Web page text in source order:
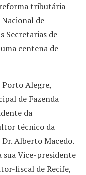
tributária
de
Secretarias de
centena de
Alegre,
de Fazenda
da
técnico da
Alberto Macedo.
sua Vice-presidente
fiscal de Recife,